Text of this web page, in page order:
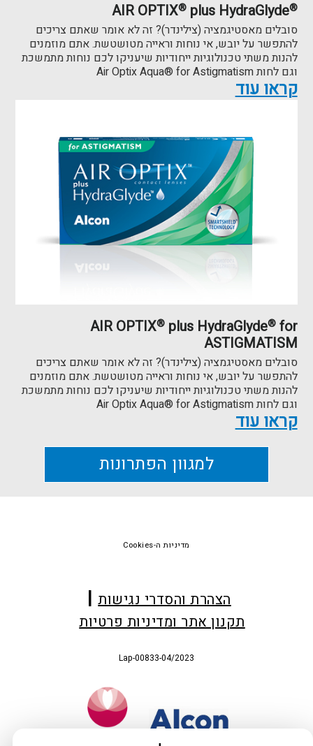
AIR OPTIX®plus HydraGlyde®
סובלים מאסטיגמציה (צילינדר)? זה לא אומר שאתם צריכים
להתפשר על יובש, אי נוחות וראייה מטושטשת. אתם מוזמנים
להנות משתי טכנולוגיות ייחודיות שיעניקו לכם נוחות מתמשכת
וגם לחות Air Optix Aqua® for Astigmatism
קראו עוד
AIR OPTIX®plus HydraGlyde®for
ASTIGMATISM
סובלים מאסטיגמציה (צילינדר)? זה לא אומר שאתם צריכים
להתפשר על יובש, אי נוחות וראייה מטושטשת. אתם מוזמנים
להנות משתי טכנולוגיות ייחודיות שיעניקו לכם נוחות מתמשכת
וגם לחות Air Optix Aqua® for Astigmatism
קראו עוד
למגוון הפתרונות
הצהרת והסדרי נגישות
תקנון אתר ומדיניות פרטיות
Lap-00833-04/2023
מדיניות ה-Cookies